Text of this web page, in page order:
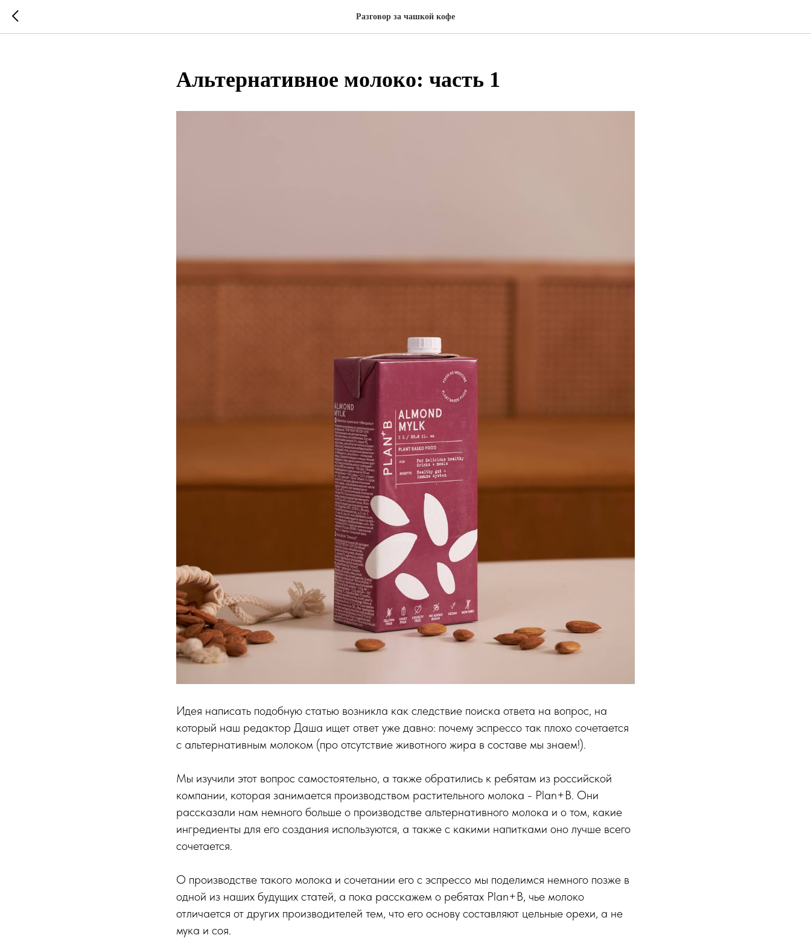
Разговор за чашкой кофе
Альтернативное молоко: часть 1
Идея написать подобную статью возникла как следствие поиска ответа на вопрос, на
который наш редактор Даша ищет ответ уже давно: почему эспрессо так плохо сочетается
с альтернативным молоком (про отсутствие животного жира в составе мы знаем!).
Мы изучили этот вопрос самостоятельно, а также обратились к ребятам из российской
компании, которая занимается производством растительного молока - Plan+B. Они
рассказали нам немного больше о производстве альтернативного молока и о том, какие
ингредиенты для его создания используются, а также с какими напитками оно лучше всего
сочетается.
О производстве такого молока и сочетании его с эспрессо мы поделимся немного позже в
одной из наших будущих статей, а пока расскажем о ребятах Plan+B, чье молоко
отличается от других производителей тем, что его основу составляют цельные орехи, а не
мука и соя.